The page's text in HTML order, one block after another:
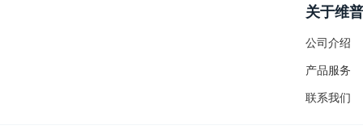
关于维普
公司介绍
产品服务
联系我们